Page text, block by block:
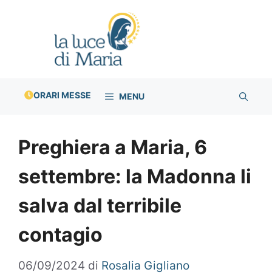
ORARI MESSE MENU
Preghiera a Maria, 6
settembre: la Madonna li
salva dal terribile
contagio
06/09/2024 di Rosalia Gigliano